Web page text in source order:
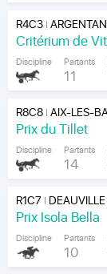
R4C3|ARGENTAN
Critérium de
Discipline Partants
11
R8C8|AIX-LES-
Prix du Tillet
Discipline Partants
14
R1C7 | DEAUVILLE
Prix Isola Bella
Discipline Partants
10